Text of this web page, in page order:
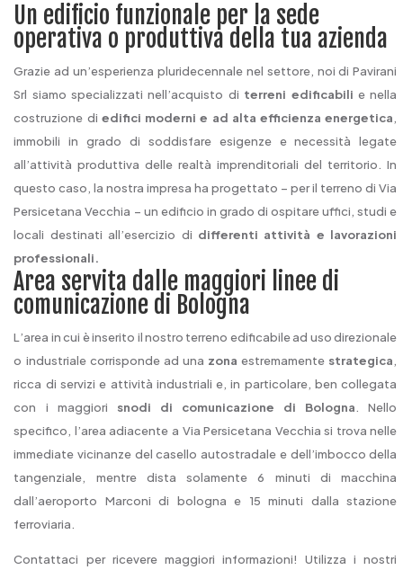
Un edificio funzionale per la sede
operativa o produttiva della tua azienda
Grazie ad un’esperienza pluridecennale nel settore, noi di Pavirani
Srl siamo specializzati nell’acquisto di terreni edificabili e nella
costruzione di edifici moderni e ad alta efficienza energetica
immobili in grado di soddisfare esigenze e necessità legate
all’attività produttiva delle realtà imprenditoriali del territorio. In
questo caso, la nostra impresa ha progettato – per il terreno di Via
Persicetana Vecchia – un edificio in grado di ospitare uffici, studi e
locali destinati all’esercizio di differenti attività e lavorazioni
professionali.
Area servita dalle maggiori linee di
comunicazione di Bologna
L’area in cui è inserito il nostro terreno edificabile ad uso direzionale
o industriale corrisponde ad una zona estremamente strategica
ricca di servizi e attività industriali e, in particolare, ben collegata
con i maggiori snodi di comunicazione di Bologna . Nello
specifico, l’area adiacente a Via Persicetana Vecchia si trova nelle
immediate vicinanze del casello autostradale e dell’imbocco della
tangenziale, mentre dista solamente 6 minuti di macchina
dall’aeroporto Marconi di bologna e 15 minuti dalla stazione
ferroviaria.
Contattaci per ricevere maggiori informazioni! Utilizza i nostri